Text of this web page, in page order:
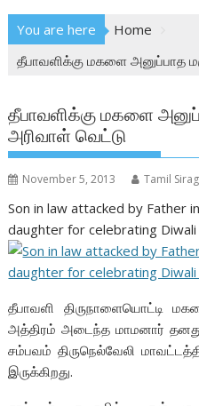
You are here
Home
தீபாவளிக்கு மகளை அனுப்பாத
தீபாவளிக்கு மகளை
அரிவாள் வெட்டு
November 5, 2013 Tamil
Son in law attacked by Father
daughter for celebrating
தீபாவளி திருநாளையொட்டி
அத்திரம் அடைந்த மாமனார்
சம்பவம் திருநெல்வேலி
இருக்கிறது.